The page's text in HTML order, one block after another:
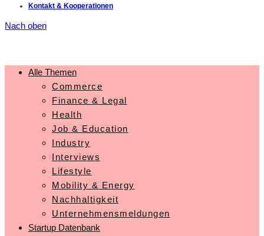
Kontakt & Kooperationen
Nach oben
Alle Themen
Commerce
Finance & Legal
Health
Job & Education
Industry
Interviews
Lifestyle
Mobility & Energy
Nachhaltigkeit
Unternehmensmeldungen
Startup Datenbank